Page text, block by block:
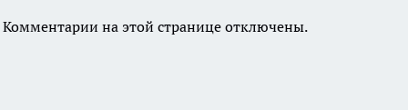
Комментарии на этой странице отключены.